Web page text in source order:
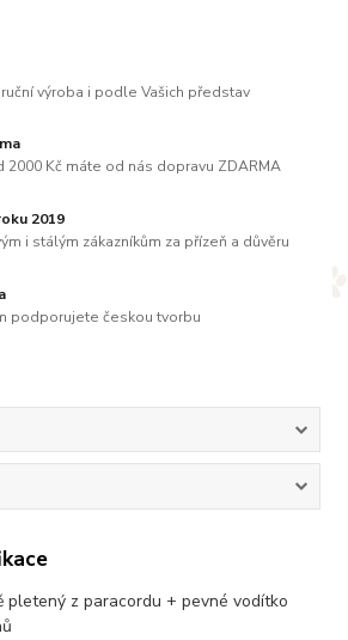
výroba i podle Vašich představ
2000 Kč máte od nás dopravu ZDARMA
2019
i stálým zákazníkům za přízeň a důvěru
podporujete českou tvorbu
pletený z paracordu + pevné vodítko